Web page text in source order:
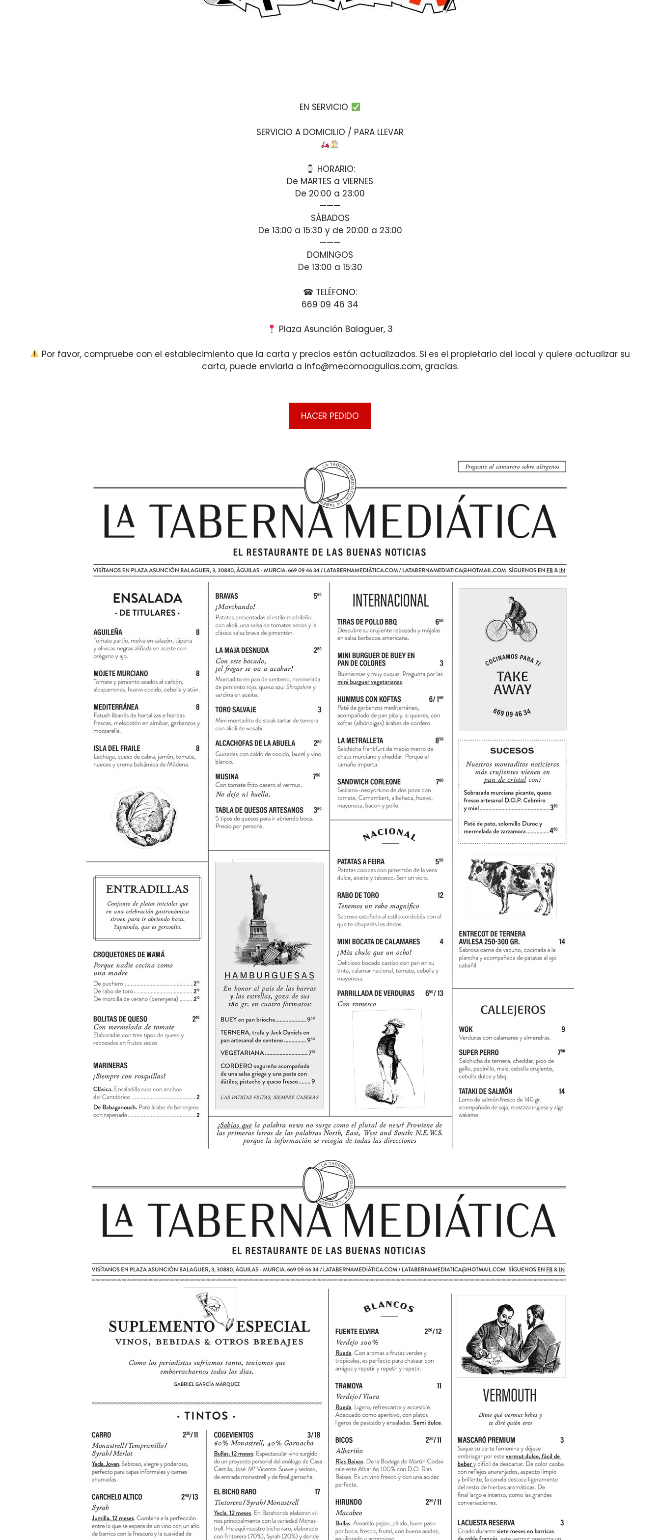
EN SERVICIO
SERVICIO A DOMICILIO / PARA LLEVAR
HORARIO:
De MARTES a VIERNES
De 20:00 a 23:00
———
SÁBADOS
De 13:00 a 15:30 y de 20:00 a 23:00
———
DOMINGOS
De 13:00 a 15:30
☎ TELÉFONO:
669 09 46 34
Plaza Asunción Balaguer, 3
Por favor, compruebe con el establecimiento que la carta y precios están actualizados. Si es el propietario del local y quiere actualizar su
carta, puede enviarla a info@mecomoaguilas.com, gracias.
HACER PEDIDO